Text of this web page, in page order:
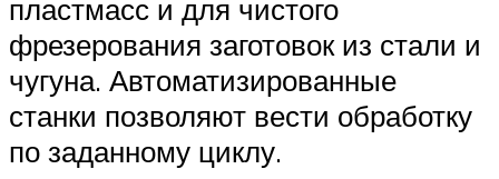
пластмасс и для чистого
фрезерования заготовок из стали и
чугуна. Автоматизированные
станки позволяют вести обработку
по заданному циклу.